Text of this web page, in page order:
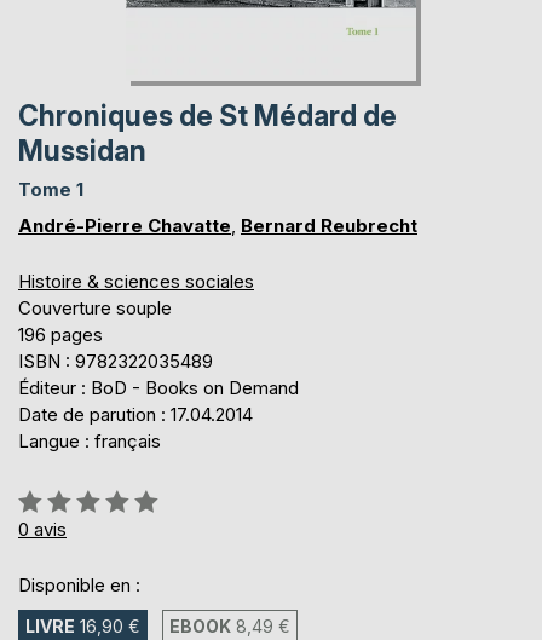
Chroniques de St Médard de
Mussidan
Tome 1
André-Pierre Chavatte, Bernard Reubrecht
Histoire & sciences sociales
Couverture souple
196 pages
ISBN : 9782322035489
Éditeur : BoD - Books on Demand
Date de parution : 17.04.2014
Langue : français
Évaluation:
0%
0 avis
Disponible en :
LIVRE 16,90 € EBOOK 8,49 €